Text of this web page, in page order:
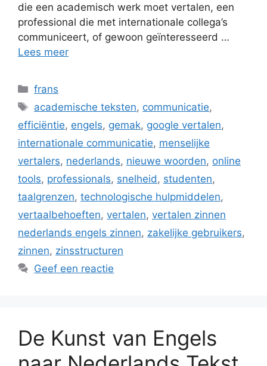
die een academisch werk moet vertalen, een
professional die met internationale collega’s
communiceert, of gewoon geïnteresseerd …
Lees meer
Categorieën
frans
Tags
academische teksten, communicatie,
efficiëntie, engels, gemak, google vertalen,
internationale communicatie, menselijke
vertalers, nederlands, nieuwe woorden, online
tools, professionals, snelheid , studenten,
taalgrenzen, technologische hulpmiddelen,
vertaalbehoeften, vertalen, vertalen zinnen
nederlands engels zinnen, zakelijke gebruikers,
zinnen, zinsstructuren
Geef een reactie
De Kunst van Engels